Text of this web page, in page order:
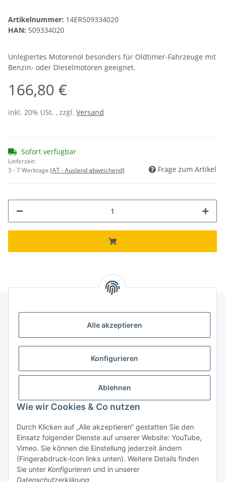
Alle akzeptieren
Konfigurieren
Ablehnen
Wie wir Cookies & Co nutzen
Durch Klicken auf „Alle akzeptieren“ gestatten Sie den
Einsatz folgender Dienste auf unserer Website: YouTube,
Vimeo. Sie können die Einstellung jederzeit ändern
(Fingerabdruck-Icon links unten). Weitere Details finden
Sie unter Konfigurieren und in unserer
Datenschutzerklärung.
Artikelnummer: 14ER509334020
HAN: 509334020
Unlegiertes Motorenöl besonders für Oldtimer-Fahrzeuge mit
Benzin- oder Dieselmotoren geeignet.
166,80 €
inkl. 20% USt. , zzgl. Versand
Sofort verfügbar
Lieferzeit:
3 - 7 Werktage (AT - Ausland abweichend) Frage zum Artikel
Gesetzliche Informationen